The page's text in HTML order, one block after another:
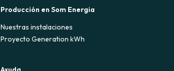
Producción en Som Energia
Nuestras instalaciones
Proyecto Generation kWh